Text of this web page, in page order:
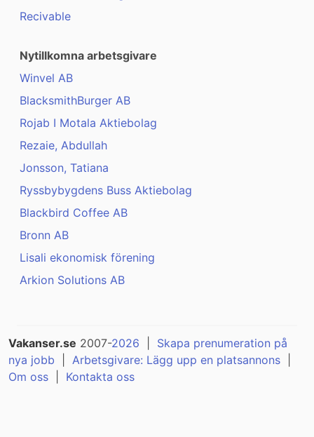
Recivable
Nytillkomna arbetsgivare
Winvel AB
BlacksmithBurger AB
Rojab I Motala Aktiebolag
Rezaie, Abdullah
Jonsson, Tatiana
Ryssbybygdens Buss Aktiebolag
Blackbird Coffee AB
Bronn AB
Lisali ekonomisk förening
Arkion Solutions AB
Vakanser.se 2007-2026
Skapa prenumeration på
nya jobb
Arbetsgivare: Lägg upp en platsannons
Om oss
Kontakta oss